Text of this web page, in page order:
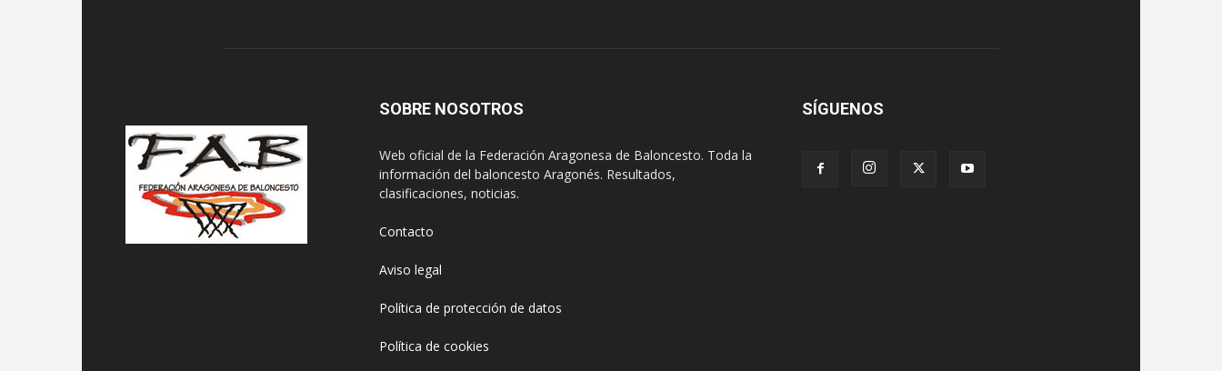
SOBRE NOSOTROS
Web oficial de la Federación Aragonesa de Baloncesto. Toda la
información del baloncesto Aragonés. Resultados,
clasificaciones, noticias.
Contacto
Aviso legal
Política de protección de datos
Política de cookies
SÍGUENOS